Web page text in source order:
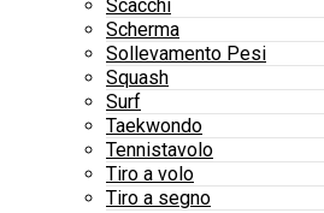
Scacchi
Scherma
Sollevamento Pesi
Squash
Surf
Taekwondo
Tennistavolo
Tiro a volo
Tiro a segno